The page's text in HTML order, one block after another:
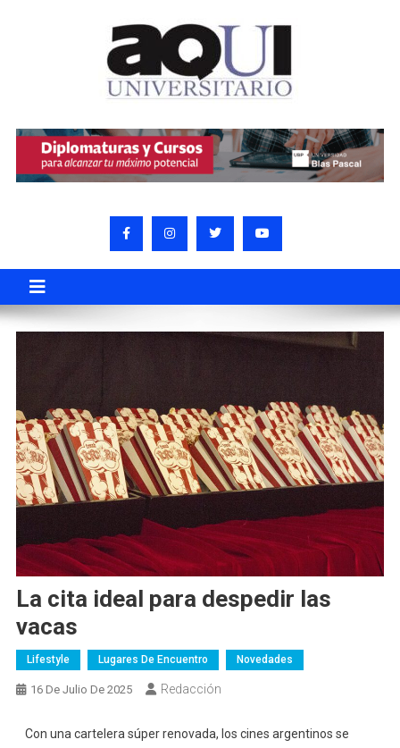
La cita ideal para despedir las
vacas
Lifestyle Lugares De Encuentro Novedades
16 De Julio De 2025 Redacción
Con una cartelera súper renovada, los cines argentinos se